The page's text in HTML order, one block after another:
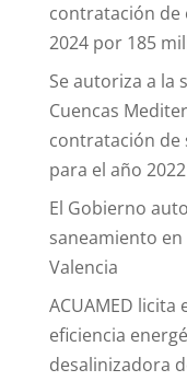
contratación de
2024 por 185
Se autoriza a la
Cuencas
contratación de
para el año 2022
El Gobierno
saneamiento
Valencia
ACUAMED
eficiencia
desalinizadora